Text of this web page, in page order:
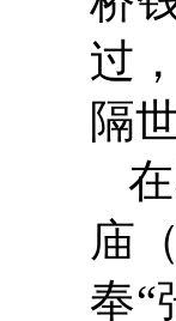
过
隔
庙
奉“